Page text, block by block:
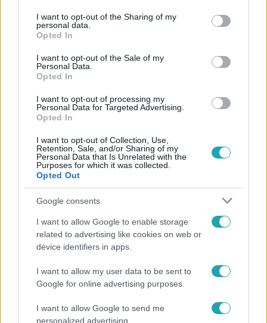
not limited to your visit or usage behaviour. You may click to
grant or deny consent to Google and its third-party tags to
use your data for below specified purposes in below Google
consent section.
I want to opt-out of the Sharing of my
personal data.
Opted In
I want to opt-out of the Sale of my
Personal Data.
Opted In
I want to opt-out of processing my
Personal Data for Targeted Advertising.
Opted In
I want to opt-out of Collection, Use,
Retention, Sale, and/or Sharing of my
Personal Data that Is Unrelated with the
Purposes for which it was collected.
Opted Out
Google consents
I want to allow Google to enable storage
related to advertising like cookies on web or
device identifiers in apps.
I want to allow my user data to be sent to
Google for online advertising purposes.
I want to allow Google to send me
personalized advertising.
Népszerű
Horoszkóp
hozhat az augusztus